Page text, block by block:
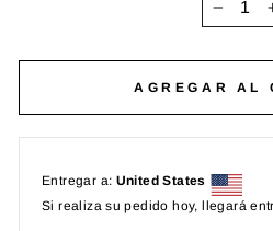
AGREGAR AL
Entregar a: United States
Si realiza su pedido hoy, llegará